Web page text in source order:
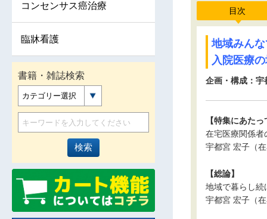
目次
地域みん
入院医療
企画・構成：
【特集にあたっ
在宅医療関係者
宇都宮 宏子（
【総論】
地域で暮らし
宇都宮 宏子（
コンセンサス癌治療
臨牀看護
書籍・雑誌検索
カテゴリー選択